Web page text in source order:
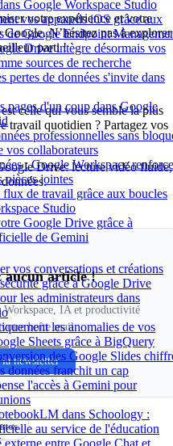
Google Workspace Studio
vos appareils iOS grâce aux
de Google Endpoint
Drive intègre désormais vos
sources de recherche
pertes de données s'invite dans
pages d'un coup dans Google
professionnelles sans
vos collaborateurs
: Google Workspace
pièces jointes
de travail grâce aux boucles
Studio
Google Drive grâce à
de Gemini
vos conversations et créations
grâce à Google Drive
les administrateurs dans
les anomalies de vos
Sheets grâce à BigQuery
des Google Slides
données franchit un cap
l'accès à Gemini pour
dans Schoology :
au service de l'éducation
entre Google Chat et
votre expérience et votre
N’hésitez pas à explorer
parti !
celle qui vous semble la plus
travail quotidien ? Partagez vos
aucun article !
Workspace, IA et productivité
votre boîte mail.
newsletter